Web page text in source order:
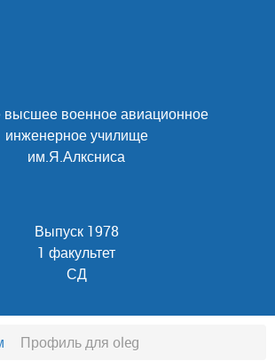
высшее военное авиационное
инженерное училище
им.Я.Алксниса
Выпуск 1978
1 факультет
СД
Профиль для oleg